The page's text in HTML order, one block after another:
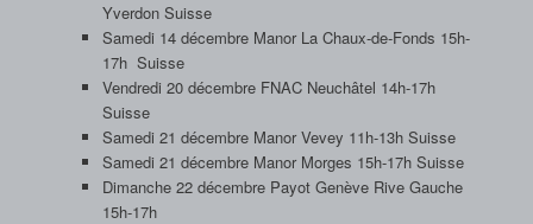
Yverdon Suisse
Samedi 14 décembre Manor La Chaux-de-Fonds 15h-
17h Suisse
Vendredi 20 décembre FNAC Neuchâtel 14h-17h
Suisse
Samedi 21 décembre Manor Vevey 11h-13h Suisse
Samedi 21 décembre Manor Morges 15h-17h Suisse
Dimanche 22 décembre Payot Genève Rive Gauche
15h-17h